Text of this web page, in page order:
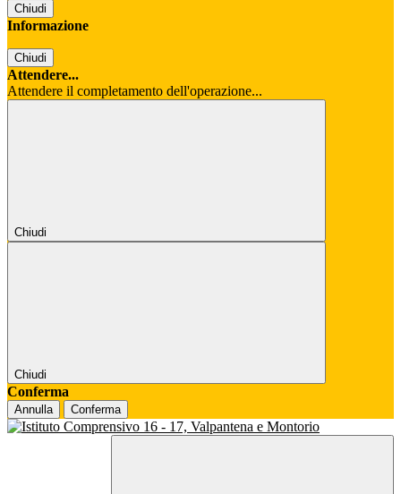
Chiudi
Informazione
Chiudi
Attendere...
Attendere il completamento dell'operazione...
Chiudi
Chiudi
Conferma
Annulla Conferma